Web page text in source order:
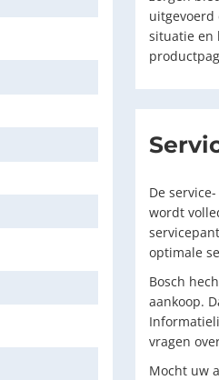
uitgevoerd
situatie en
De
wordt
optimale
Bosch
aankoop.
vragen
Mocht uw